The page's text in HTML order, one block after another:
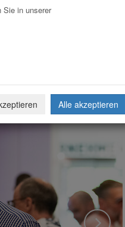
Sie in unserer
Alle akzeptieren